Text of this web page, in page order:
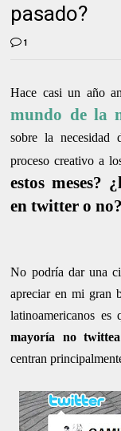
pasado?
1
Hace casi un año
mundo de la
sobre la necesidad
proceso creativo a
estos meses?
en twitter o no?
No podría dar una
apreciar en mi gran
latinoamericanos es
mayoría no
centran